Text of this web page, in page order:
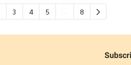
3 4 5 8